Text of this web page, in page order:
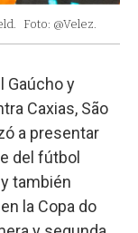
Foto: @Velez.
Gaúcho y
Caxias, São
a presentar
del fútbol
también
la Copa do